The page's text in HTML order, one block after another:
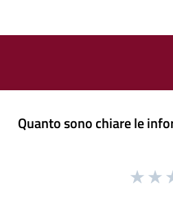
Quanto sono chiare le